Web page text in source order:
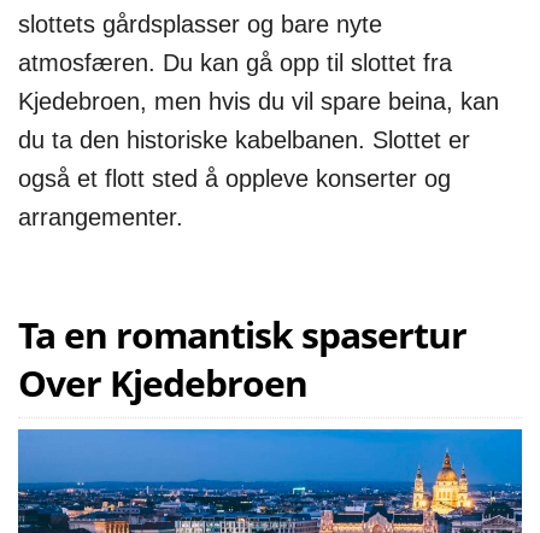
slottets gårdsplasser og bare nyte
atmosfæren. Du kan gå opp til slottet fra
Kjedebroen, men hvis du vil spare beina, kan
du ta den historiske kabelbanen. Slottet er
også et flott sted å oppleve konserter og
arrangementer.
Ta en romantisk spasertur
Over Kjedebroen